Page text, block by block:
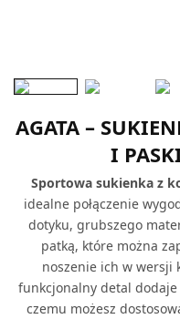
AGATA –
I
Sportowa sukienka z
idealne połączenie
dotyku, grubszego
patką, które można
noszenie ich w wersji
funkcjonalny detal
czemu możesz